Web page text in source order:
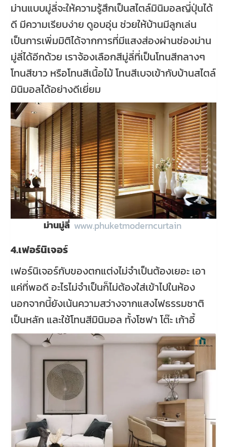
ม่านแบบมู่ลี่จะให้ความรู้สึกเป็นสไตล์มินิมอลญี่ปุ่นได้
ดี มีความเรียบง่าย ดูอบอุ่น ช่วยให้บ้านมีลูกเล่น
เป็นการเพิ่มมิติได้จากการที่มีแสงส่องผ่านช่องม่าน
มู่ลี่ได้อีกด้วย เราจ้องเลือกสีมู่ลี่ที่เป็นโทนสีกลางๆ
โทนสีขาว หรือโทนสีเนื้อไม้ โทนสีเบจเข้ากับบ้านสไตล์
มินิมอลได้อย่างดีเยี่ยม
ม่านมู่ลี่ www.phuketmoderncurtain
4.เฟอร์นิเจอร
เฟอร์นิเจอร์กับของตกแต่งไม่จำเป็นต้องเยอะ เอา
แค่ที่พอดี อะไรไม่จำเป็นก็ไม่ต้องใส่เข้าไปในห้อง
นอกจากนี้ยังเน้นความสว่างจากแสงไฟธรรมชาติ
เป็นหลัก และใช้โทนสีมินิมอล ทั้งโซฟา โต๊ะ เก้าอี้